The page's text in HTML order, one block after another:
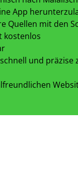
App
Quellen mit den
kostenlos
und präzise